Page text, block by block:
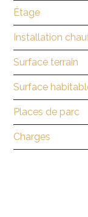
Étage
Installation
Surface terrain
Surface
Places de parc
Charges